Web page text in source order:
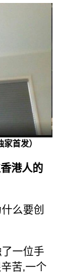
首发）
港人的
么要创
一位手
苦,一个